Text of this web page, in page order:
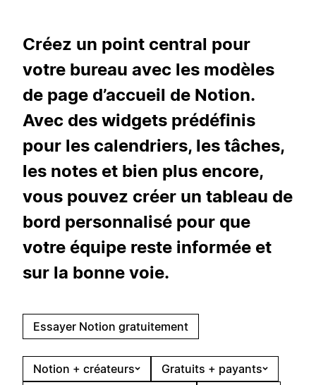
Créez un point central pour
votre bureau avec les modèles
de page d’accueil de Notion.
Avec des widgets prédéfinis
pour les calendriers, les tâches,
les notes et bien plus encore,
vous pouvez créer un tableau de
bord personnalisé pour que
votre équipe reste informée et
sur la bonne voie.
Essayer Notion gratuitement
Notion + créateurs
Gratuits + payants